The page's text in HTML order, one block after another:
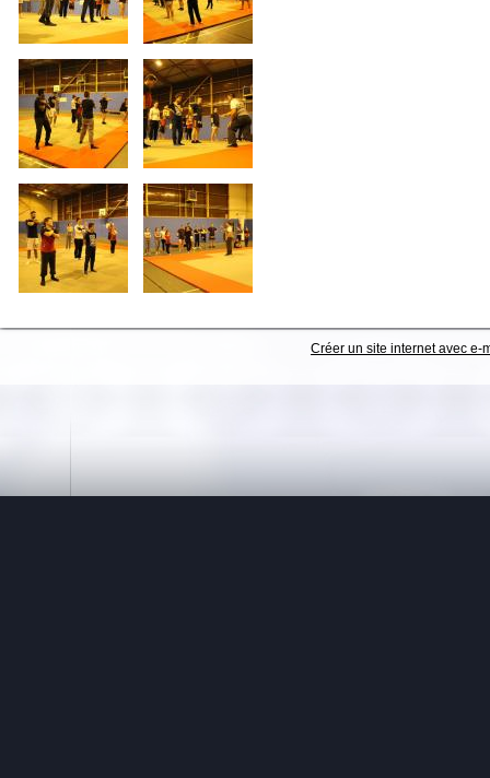
Créer un site internet avec e-